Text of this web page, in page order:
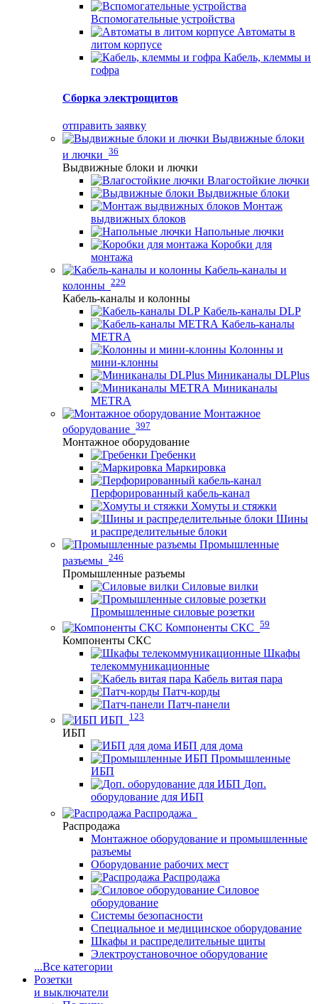
Вспомогательные устройства
Автоматы в
литом корпусе
Кабель, клеммы и
гофра
Сборка электрощитов
отправить заявку
Выдвижные блоки
и лючки 36
Выдвижные блоки и лючки
Влагостойкие лючки
Выдвижные блоки
Монтаж
выдвижных блоков
Напольные лючки
Коробки для
монтажа
Кабель-каналы и
колонны 229
Кабель-каналы и колонны
Кабель-каналы DLP
Кабель-каналы
METRA
Колонны и
мини-клонны
Миниканалы DLPlus
Миниканалы
METRA
Монтажное
оборудование 397
Монтажное оборудование
Гребенки
Маркировка
Перфорированный кабель-канал
Хомуты и стяжки
Шины
и распределительные блоки
Промышленные
разъемы 246
Промышленные разъемы
Силовые вилки
Промышленные силовые розетки
Компоненты СКС 59
Компоненты СКС
Шкафы
телекоммуникационные
Кабель витая пара
Патч-корды
Патч-панели
ИБП
123
ИБП
ИБП для дома
Промышленные
ИБП
Доп.
оборудование для ИБП
Распродажа
Распродажа
Монтажное оборудование и промышленные
разъемы
Оборудование рабочих мест
Распродажа
Силовое
оборудование
Системы безопасности
Специальное и медицинское оборудование
Шкафы и распределительные щиты
Электроустановочное оборудование
...Все категории
Розетки
и выключатели